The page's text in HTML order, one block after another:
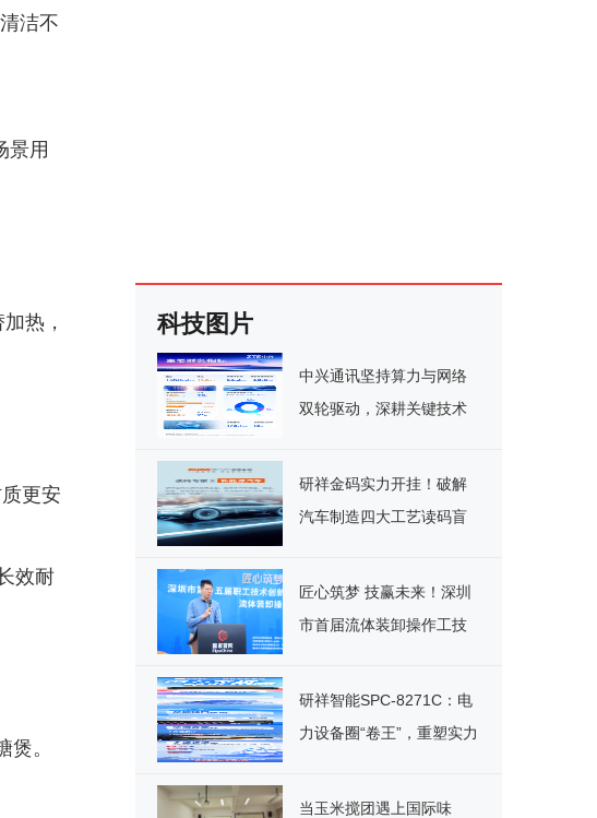
洁不
景用
热，
更安
效耐
。
科技图片
中兴通讯坚持算力与网络
双轮驱动，深耕关键技术
研祥金码实力开挂！破解
汽车制造四大工艺读码盲
匠心筑梦 技赢未来！深圳
市首届流体装卸操作工技
研祥智能SPC-8271C：电
力设备圈“卷王”，重塑实力
当玉米搅团遇上国际味